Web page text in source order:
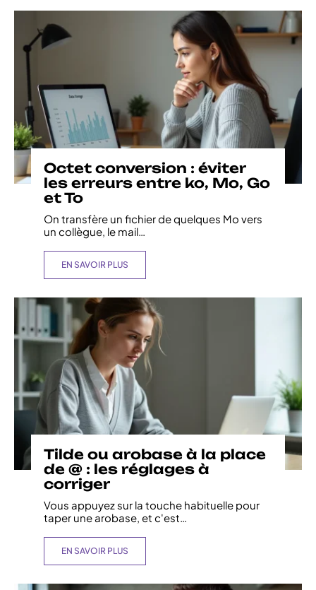
Octet conversion : éviter
les erreurs entre ko, Mo, Go
et To
On transfère un fichier de quelques Mo vers
un collègue, le mail
EN SAVOIR PLUS
Tilde ou arobase à la place
de @ : les réglages à
corriger
Vous appuyez sur la touche habituelle pour
taper une arobase, et c'est…
EN SAVOIR PLUS